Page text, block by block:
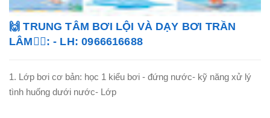
🙌 TRUNG TÂM BƠI LỘI VÀ DẠY BƠI TRẦN
LÂM🏊‍♂️: - LH: 0966616688
1. Lớp bơi cơ bản: học 1 kiểu bơi - đứng nước- kỹ năng xử lý
tình huống dưới nước- Lớp